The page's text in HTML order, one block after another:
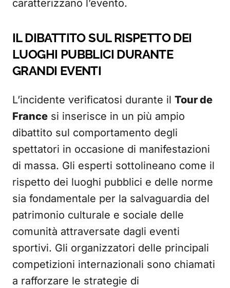
caratterizzano l’evento.
IL DIBATTITO SUL RISPETTO DEI
LUOGHI PUBBLICI DURANTE
GRANDI EVENTI
L’incidente verificatosi durante il Tour de
France si inserisce in un più ampio
dibattito sul comportamento degli
spettatori in occasione di manifestazioni
di massa. Gli esperti sottolineano come il
rispetto dei luoghi pubblici e delle norme
sia fondamentale per la salvaguardia del
patrimonio culturale e sociale delle
comunità attraversate dagli eventi
sportivi. Gli organizzatori delle principali
competizioni internazionali sono chiamati
a rafforzare le strategie di